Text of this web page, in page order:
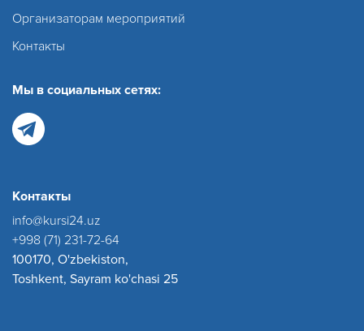
Организаторам мероприятий
Контакты
Мы в социальных сетях:
Контакты
info@kursi24.uz
+998 (71) 231-72-64
100170, O'zbekiston,
Toshkent, Sayram ko'chasi 25